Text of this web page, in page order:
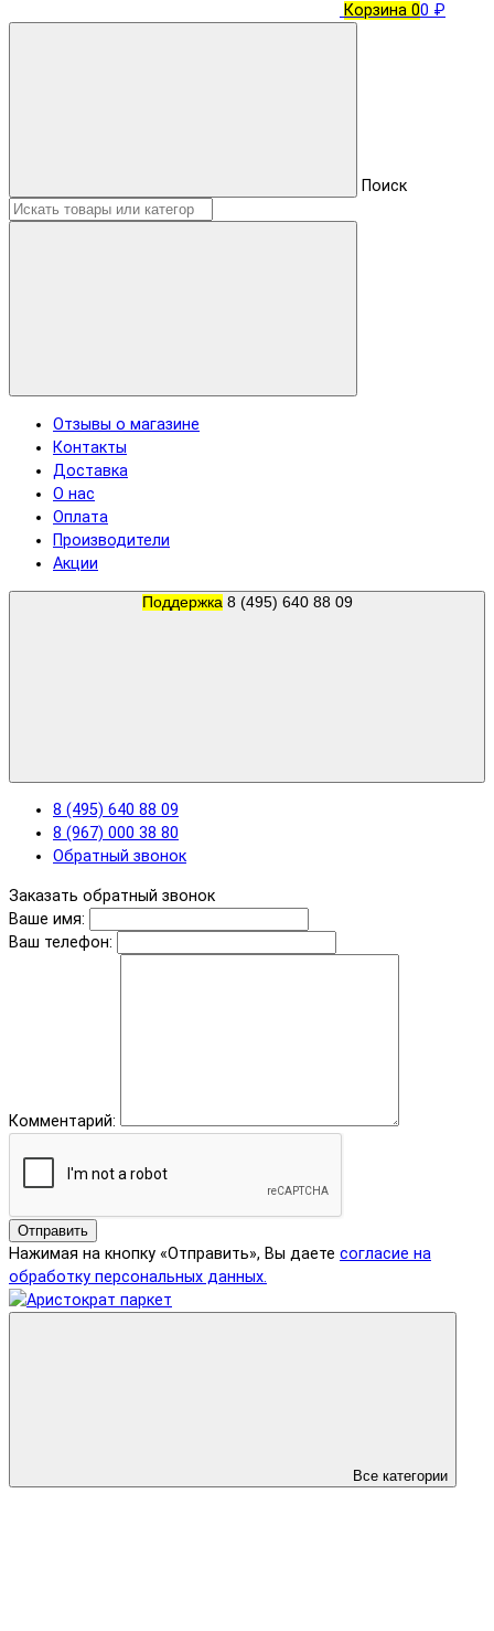
Корзина 00 ₽
Поиск
Отзывы о магазине
Контакты
Доставка
О нас
Оплата
Производители
Акции
Поддержка 8 (495) 640 88 09
8 (495) 640 88 09
8 (967) 000 38 80
Обратный звонок
Заказать обратный звонок
Ваше имя:
Ваш телефон:
Комментарий:
Отправить
Нажимая на кнопку «Отправить», Вы даете согласие на
обработку персональных данных.
Все категории